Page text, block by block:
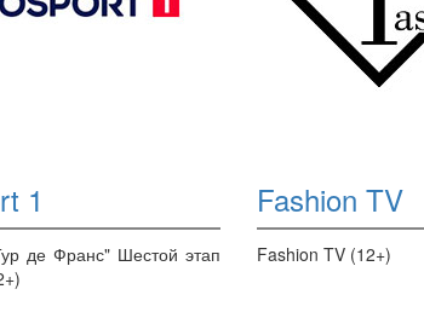
1
де Франс" Шестой этап
Fashion TV
Fashion TV (12+)